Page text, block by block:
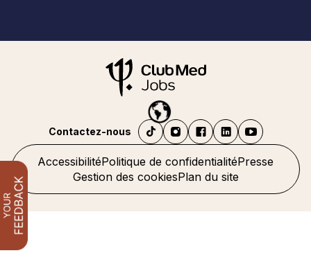
AccessibilitéPolitique de confidentialitéPresse
Gestion des cookiesPlan du site
Contactez-nous